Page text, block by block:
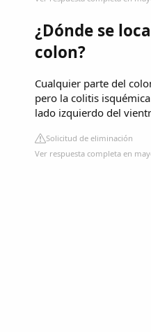
¿Dónde se
colon?
Cualquier parte del
pero la colitis
lado izquierdo del
Solicitud de eliminación
Ver respuesta completa en